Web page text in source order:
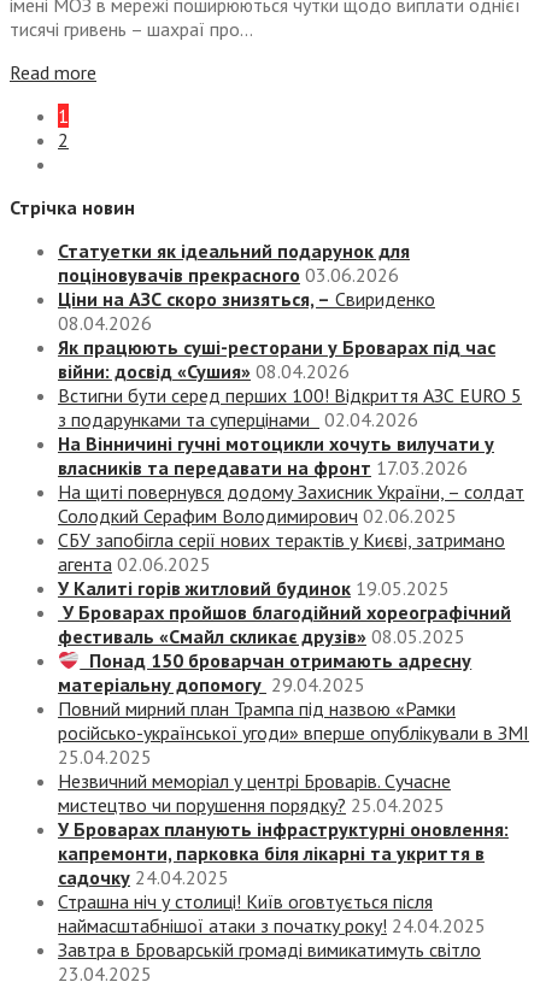
імені МОЗ в мережі поширюються чутки щодо виплати однієї
тисячі гривень – шахраї про...
Read more
1
2
Стрічка новин
Статуетки як ідеальний подарунок для
поціновувачів прекрасного 03.06.2026
Ціни на АЗС скоро знизяться, – Свириденко
08.04.2026
Як працюють суші-ресторани у Броварах під час
війни: досвід «Сушия» 08.04.2026
Встигни бути серед перших 100! Відкриття АЗС EURO 5
з подарунками та суперцінами
02.04.2026
На Вінничині гучні мотоцикли хочуть вилучати у
власників та передавати на фронт 17.03.2026
На щиті повернувся додому Захисник України, – солдат
Солодкий Серафим Володимирович 02.06.2025
СБУ запобігла серії нових терактів у Києві, затримано
агента 02.06.2025
У Калиті горів житловий будинок 19.05.2025
У Броварах пройшов благодійний хореографічний
фестиваль «Смайл скликає друзів» 08.05.2025
Понад 150 броварчан отримають адресну
матеріальну допомогу 29.04.2025
Повний мирний план Трампа під назвою «‎Рамки
російсько-української угоди» вперше опублікували в ЗМІ
25.04.2025
Незвичний меморіал у центрі Броварів. Сучасне
мистецтво чи порушення порядку? 25.04.2025
У Броварах планують інфраструктурні оновлення:
капремонти, парковка біля лікарні та укриття в
садочку 24.04.2025
Страшна ніч у столиці! Київ оговтується після
наймасштабнішої атаки з початку року! 24.04.2025
Завтра в Броварській громаді вимикатимуть світло
23.04.2025